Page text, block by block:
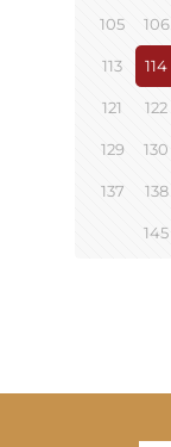
105 106
113 114
121 122
129 130
137 138
145